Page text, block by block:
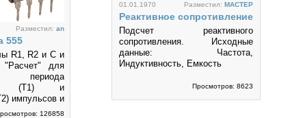
Разместил: an
555
R1, R2 и С и
"Расчет" для
(Т1) и
импульсов и
126858
01.01.1970 Разместил: MACTEP
Реактивное сопротивление
Подсчет реактивного
сопротивления. Исходные
данные: Частота,
Индуктивность, Емкость
Просмотров: 8623